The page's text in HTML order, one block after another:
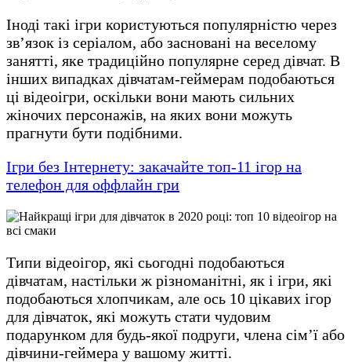
Іноді такі ігри користуються популярністю через
зв’язок із серіалом, або засновані на веселому
занятті, яке традиційно популярне серед дівчат. В
інших випадках дівчатам-геймерам подобаються
ці відеоігри, оскільки вони мають сильних
жіночих персонажів, на яких вони можуть
прагнути бути подібними.
Ігри без Інтернету: закачайте топ-11 ігор на
телефон для оффлайн гри
Типи відеоігор, які сьогодні подобаються
дівчатам, настільки ж різноманітні, як і ігри, які
подобаються хлопчикам, але ось 10 цікавих ігор
для дівчаток, які можуть стати чудовим
подарунком для будь-якої подруги, члена сім’ї або
дівчини-геймера у вашому житті.